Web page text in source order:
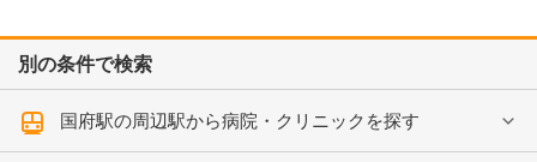
別の条件で検索
国府駅の周辺駅から病院・クリニックを探す